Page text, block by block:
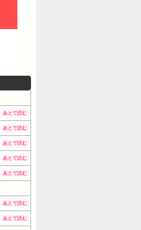
あとで読む
あとで読む
あとで読む
あとで読む
あとで読む
あとで読む
あとで読む